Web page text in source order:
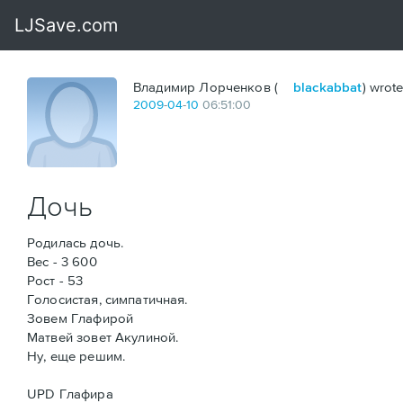
Владимир Лорченков ( blackabbat)
2009-04-10 06:51:00
Дочь
Родилась дочь.
Вес - 3 600
Рост - 53
Голосистая, симпатичная.
Зовем Глафирой
Матвей зовет Акулиной.
Ну, еще решим.
UPD Глафира